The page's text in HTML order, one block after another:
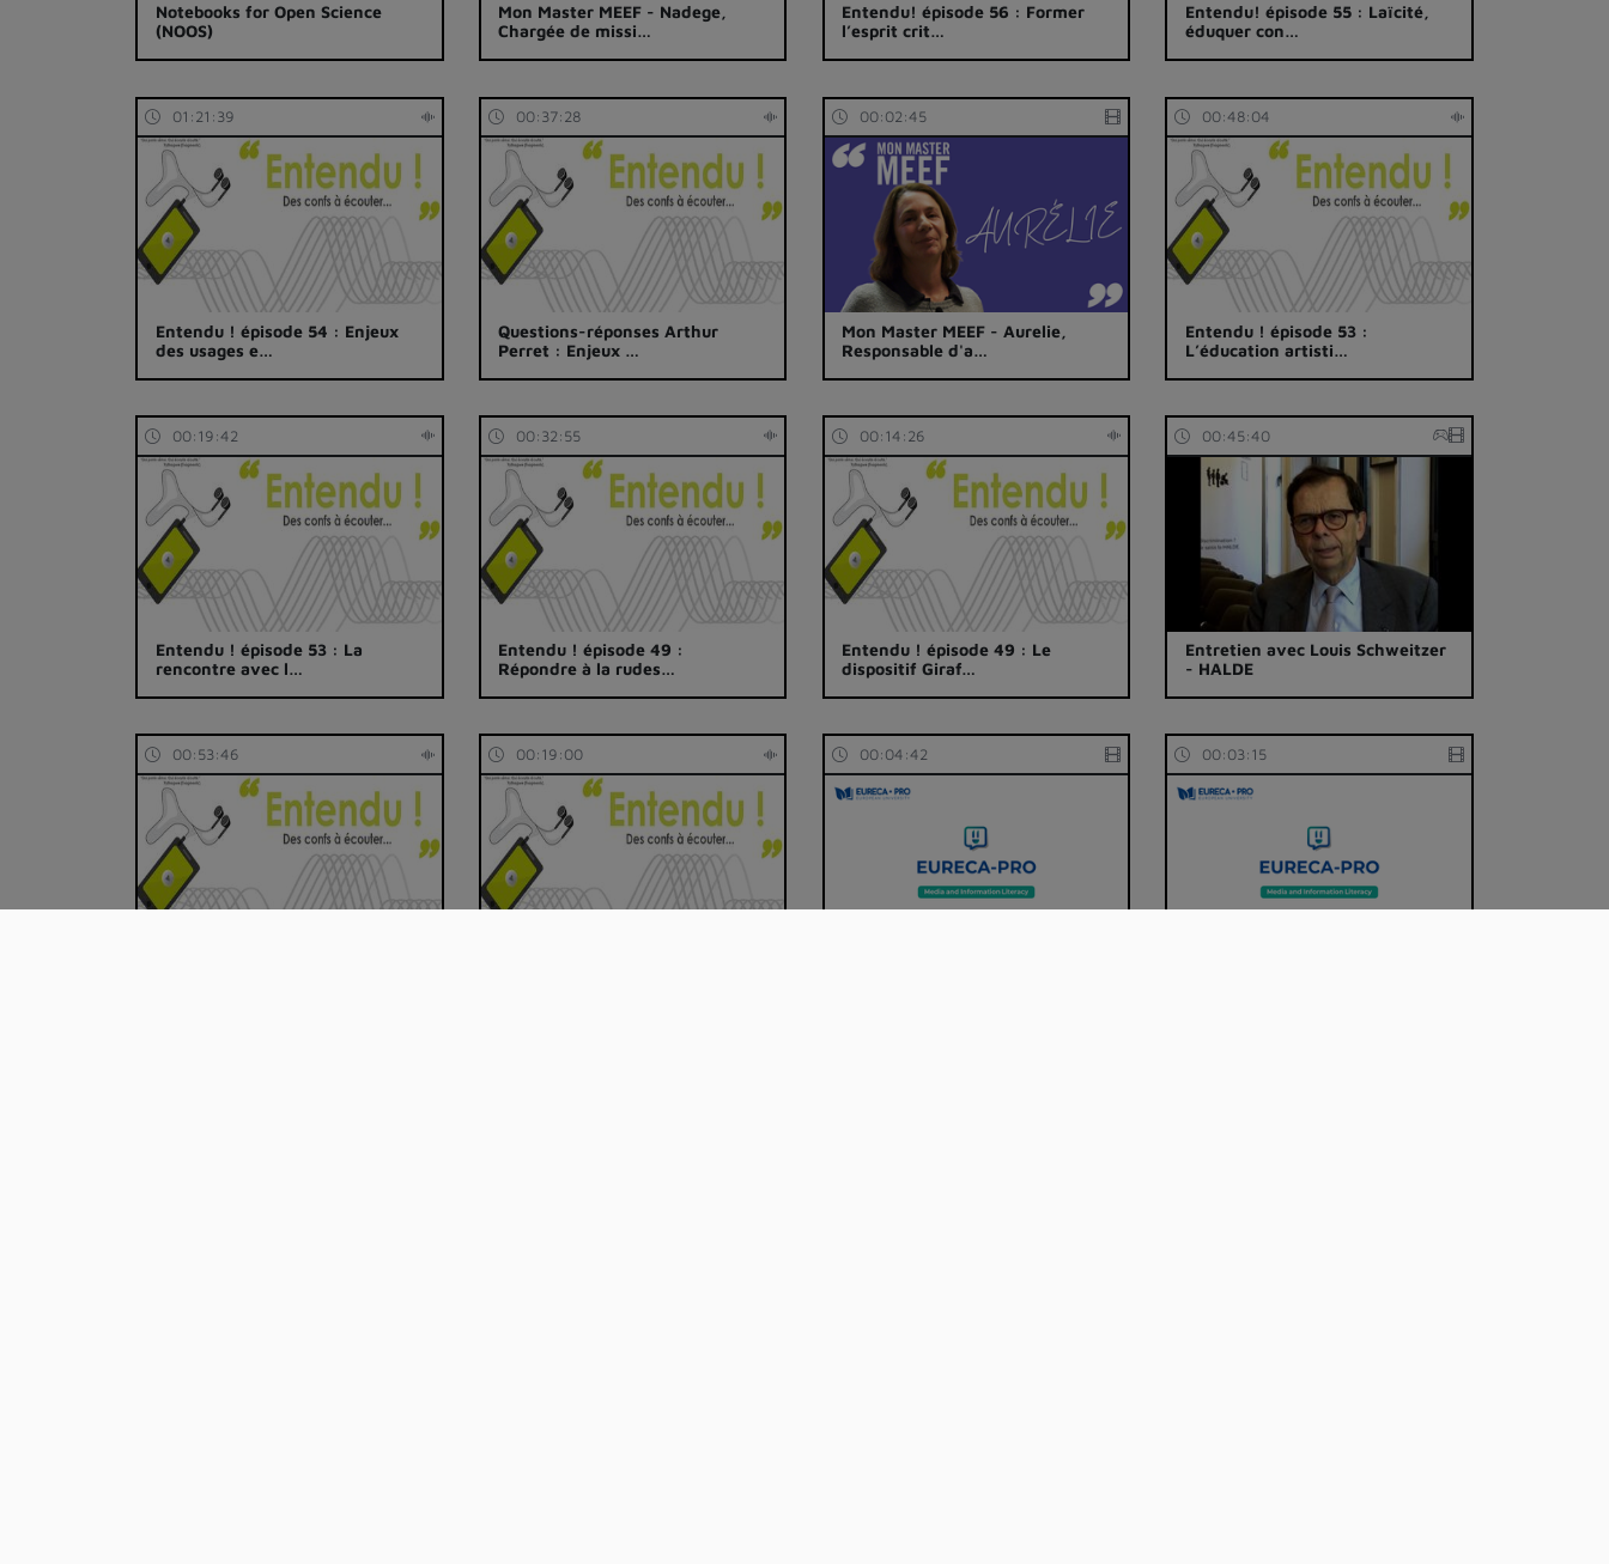
Notebooks for Open Science
(NOOS)
Mon Master MEEF - Nadege,
Chargée de missi…
Entendu! épisode 56 : Former
l’esprit crit…
Entendu! épisode 55 : Laïcité,
éduquer con…
01:21:39
Entendu ! épisode 54 : Enjeux
des usages e…
00:37:28
Questions-réponses Arthur
Perret : Enjeux …
00:02:45
Mon Master MEEF - Aurelie,
Responsable d'a…
00:48:04
Entendu ! épisode 53 :
L’éducation artisti…
00:19:42
Entendu ! épisode 53 : La
rencontre avec l…
00:32:55
Entendu ! épisode 49 :
Répondre à la rudes…
00:14:26
Entendu ! épisode 49 : Le
dispositif Giraf…
00:45:40
Entretien avec Louis Schweitzer
- HALDE
00:53:46 00:19:00 00:04:42 00:03:15